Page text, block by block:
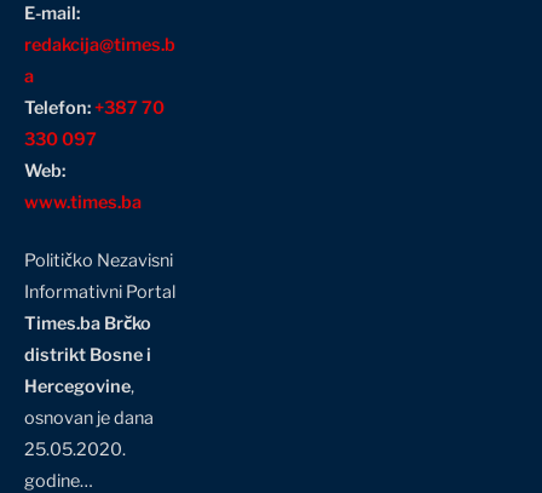
E-mail:
redakcija@times.b
a
Telefon:+387 70
330 097
Web:
www.times.ba
Političko Nezavisni
Informativni Portal
Times.ba Brčko
distrikt Bosne i
Hercegovine,
osnovan je dana
25.05.2020.
godine…